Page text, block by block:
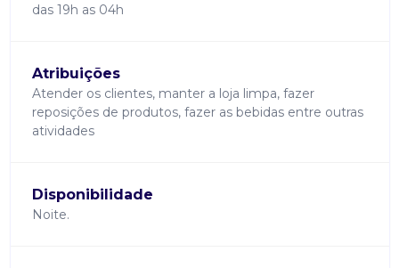
das 19h as 04h
Atribuições
Atender os clientes, manter a loja limpa, fazer
reposições de produtos, fazer as bebidas entre outras
atividades
Disponibilidade
Noite.